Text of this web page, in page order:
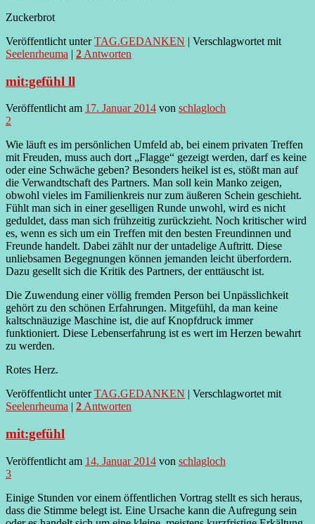
Zuckerbrot
Veröffentlicht unter TAG.GEDANKEN | Verschlagwortet mit
Seelenrheuma | 2 Antworten
mit:gefühl ll
Veröffentlicht am 17. Januar 2014 von schlagloch
2
Wie läuft es im persönlichen Umfeld ab, bei einem privaten Treffen
mit Freuden, muss auch dort „Flagge“ gezeigt werden, darf es keine
oder eine Schwäche geben? Besonders heikel ist es, stößt man auf
die Verwandtschaft des Partners. Man soll kein Manko zeigen,
obwohl vieles im Familienkreis nur zum äußeren Schein geschieht.
Fühlt man sich in einer geselligen Runde unwohl, wird es nicht
geduldet, dass man sich frühzeitig zurückzieht. Noch kritischer wird
es, wenn es sich um ein Treffen mit den besten Freundinnen und
Freunde handelt. Dabei zählt nur der untadelige Auftritt. Diese
unliebsamen Begegnungen können jemanden leicht überfordern.
Dazu gesellt sich die Kritik des Partners, der enttäuscht ist.
Die Zuwendung einer völlig fremden Person bei Unpässlichkeit
gehört zu den schönen Erfahrungen. Mitgefühl, da man keine
kaltschnäuzige Maschine ist, die auf Knopfdruck immer
funktioniert. Diese Lebenserfahrung ist es wert im Herzen bewahrt
zu werden.
Rotes Herz.
Veröffentlicht unter TAG.GEDANKEN | Verschlagwortet mit
Seelenrheuma | 2 Antworten
mit:gefühl
Veröffentlicht am 14. Januar 2014 von schlagloch
3
Einige Stunden vor einem öffentlichen Vortrag stellt es sich heraus,
dass die Stimme belegt ist. Eine Ursache kann die Aufregung sein